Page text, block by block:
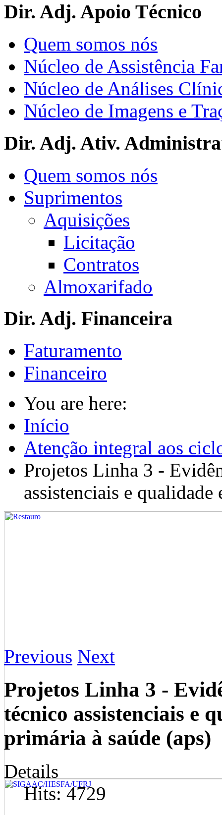
Dir. Adj. Apoio Técnico
Quem somos nós
Núcleo de Assistência
Núcleo de Análises
Núcleo de Imagens e
Dir. Adj. Ativ.
Quem somos nós
Suprimentos
Aquisições
Licitação
Contratos
Almoxarifado
Dir. Adj. Financeira
Faturamento
Financeiro
You are here:
Início
Atenção integral aos
Projetos Linha 3 -
assistenciais e qualidade
Previous Next
Projetos Linha 3 -
técnico assistenciais e
primária à saúde (aps)
Details
Hits: 4729